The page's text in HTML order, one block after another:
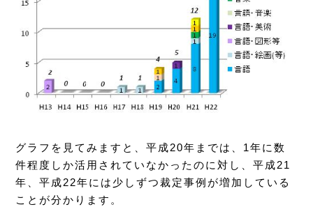
グラフを見てみますと、平成20年までは、1年に数
件程度しか活用されていなかったのに対し、平成21
年、平成22年には少しずつ裁定事例が増加している
ことが分かります。